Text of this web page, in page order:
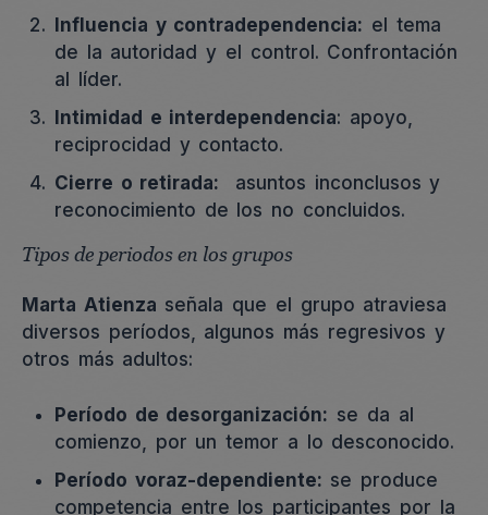
Influencia y contradependencia: el tema
de la autoridad y el control. Confrontación
al líder.
Intimidad e interdependencia: apoyo,
reciprocidad y contacto.
Cierre o retirada:
asuntos inconclusos y
reconocimiento de los no concluidos.
Tipos de periodos en los grupos
Marta Atienza señala que el grupo atraviesa
diversos períodos, algunos más regresivos y
otros más adultos:
Período de desorganización: se da al
comienzo, por un temor a lo desconocido.
Período voraz-dependiente: se produce
competencia entre los participantes por la